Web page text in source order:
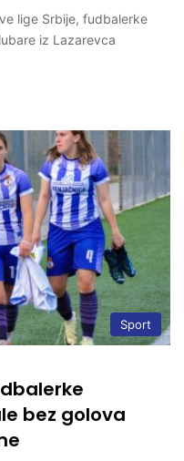
lige Srbije, fudbalerke
iz Lazarevca
Sport
bez golova